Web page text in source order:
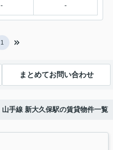
- -
1
まとめてお問い合わせ
山手線 新大久保駅の賃貸物件一覧